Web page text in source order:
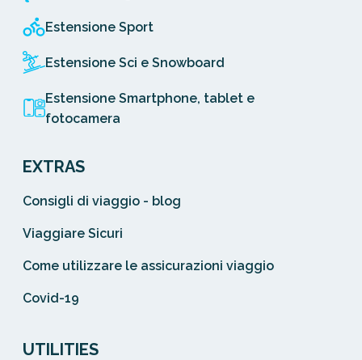
Estensione Sport
Estensione Sci e Snowboard
Estensione Smartphone, tablet e
fotocamera
EXTRAS
Consigli di viaggio - blog
Viaggiare Sicuri
Come utilizzare le assicurazioni viaggio
Covid-19
UTILITIES